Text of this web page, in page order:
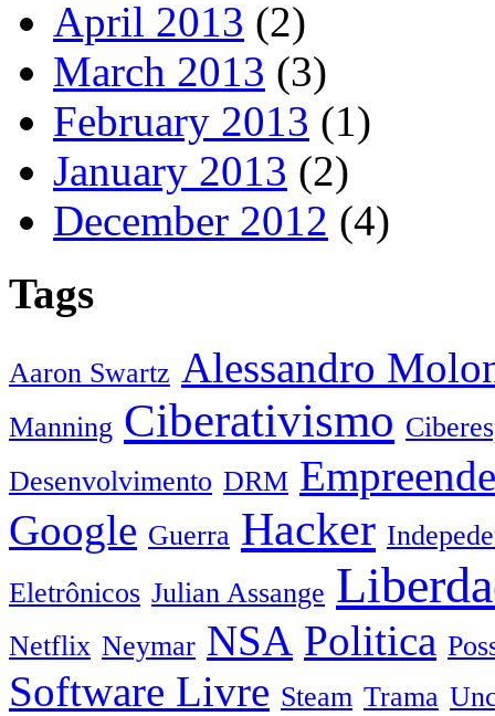
April 2013 (2)
March 2013 (3)
February 2013 (1)
January 2013 (2)
December 2012 (4)
Tags
Aaron Swartz Alessandro
Manning Ciberativismo
Desenvolvimento DRM
Google Guerra Hacker
Eletrônicos Julian Assange
Netflix Neymar NSA Politica
Software Livre Steam Trama